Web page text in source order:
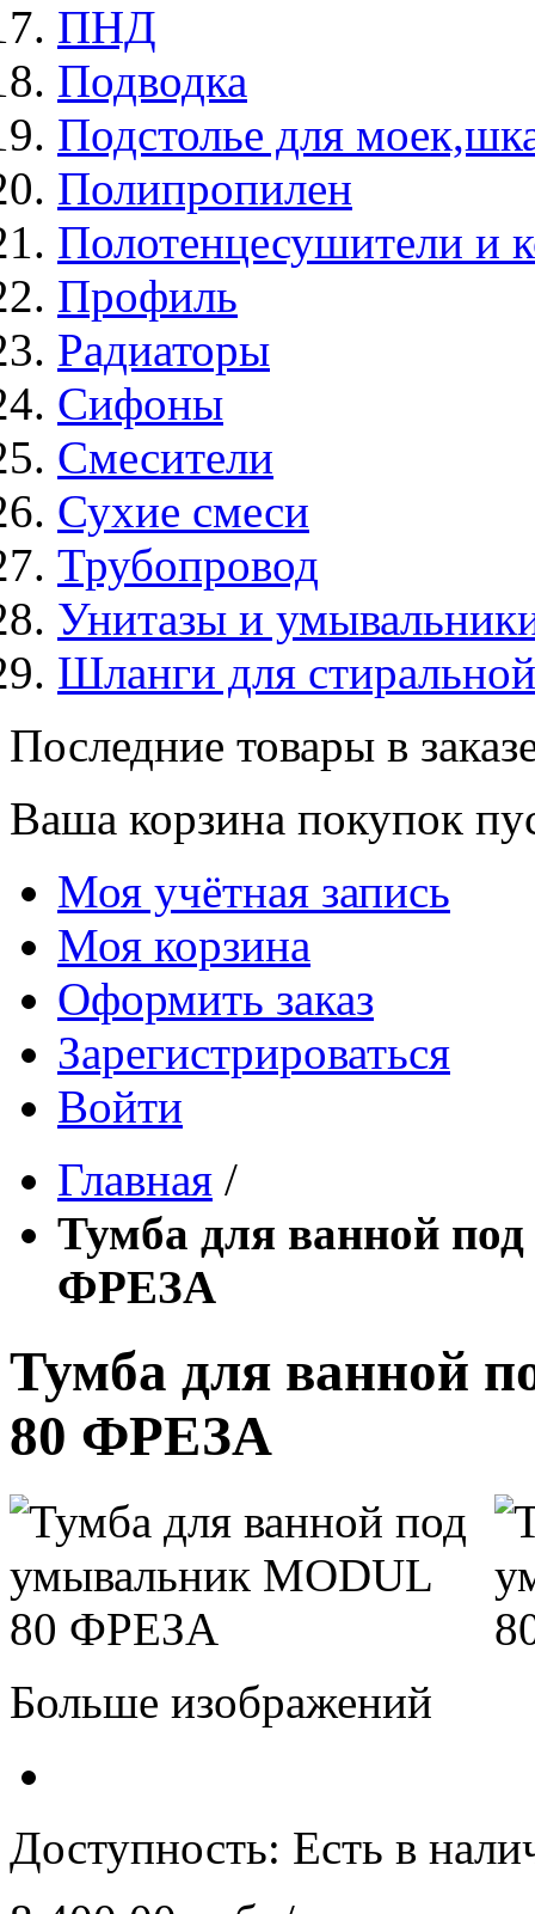
ПНД
Подводка
Подстолье для
Полипропилен
Полотенцесушители и
Профиль
Радиаторы
Сифоны
Смесители
Сухие смеси
Трубопровод
Унитазы и
Шланги для
Последние товары в
Ваша корзина покупок
Моя учётная запись
Моя корзина
Оформить заказ
Зарегистрироваться
Войти
Главная /
Тумба для ванной
ФРЕЗА
Тумба для ванной
80 ФРЕЗА
Больше изображений
Доступность: Есть в